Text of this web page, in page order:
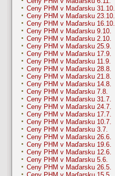
Ceny PHM v Maďarsku 31.10.
Ceny PHM v Maďarsku 23.10.
Ceny PHM v Maďarsku 16.10.
Ceny PHM v Maďarsku 9.10.
Ceny PHM v Maďarsku 2.10.
Ceny PHM v Maďarsku 25.9.
Ceny PHM v Maďarsku 17.9.
Ceny PHM v Maďarsku 11.9.
Ceny PHM v Maďarsku 28.8.
Ceny PHM v Maďarsku 21.8.
Ceny PHM v Maďarsku 14.8.
Ceny PHM v Maďarsku 7.8.
Ceny PHM v Maďarsku 31.7.
Ceny PHM v Maďarsku 24.7.
Ceny PHM v Maďarsku 17.7.
Ceny PHM v Maďarsku 10.7.
Ceny PHM v Maďarsku 3.7.
Ceny PHM v Maďarsku 26.6.
Ceny PHM v Maďarsku 19.6.
Ceny PHM v Maďarsku 12.6.
Ceny PHM v Maďarsku 5.6.
Ceny PHM v Maďarsku 26.5.